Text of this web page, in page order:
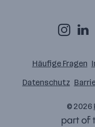
Häufige Fragen
Datenschutz
© 2026